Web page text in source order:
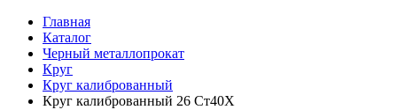
Главная
Каталог
Черный металлопрокат
Круг
Круг калиброванный
Круг калиброванный 26 Ст40Х